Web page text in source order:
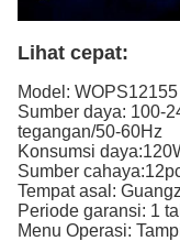
Lihat cepat:
Model: WOPS12155
Sumber daya: 100-
tegangan/50-60Hz
Konsumsi
Sumber
Tempat asal:
Periode garansi: 1
Menu Operasi: